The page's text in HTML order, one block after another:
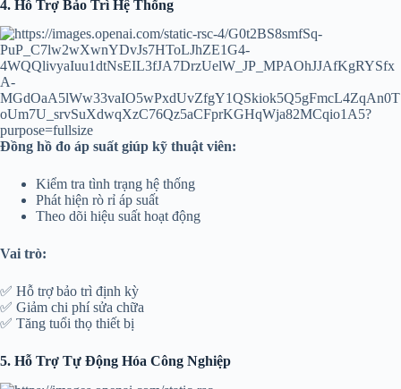
4. Hỗ Trợ Bảo Trì Hệ Thống
Đồng hồ đo áp suất giúp kỹ thuật viên:
Kiểm tra tình trạng hệ thống
Phát hiện rò rỉ áp suất
Theo dõi hiệu suất hoạt động
Vai trò:
✅ Hỗ trợ bảo trì định kỳ
✅ Giảm chi phí sửa chữa
✅ Tăng tuổi thọ thiết bị
5. Hỗ Trợ Tự Động Hóa Công Nghiệp